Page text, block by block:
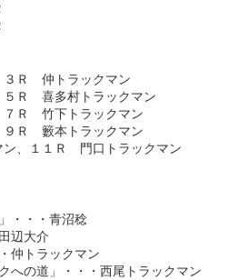
３Ｒ 仲トラックマン
Ｒ 喜多村トラックマン
Ｒ 竹下トラックマン
Ｒ 籔本トラックマン
、１１Ｒ 門口トラックマン
・・・青沼稔
辺大介
仲トラックマン
の道」・・・西尾トラックマン